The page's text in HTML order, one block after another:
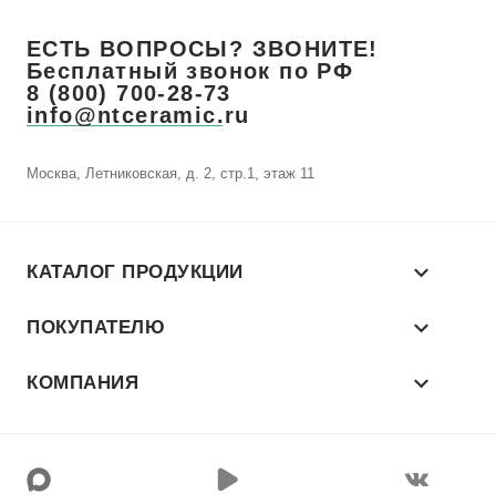
ЕСТЬ ВОПРОСЫ? ЗВОНИТЕ!
Бесплатный звонок по РФ
8 (800) 700-28-73
info@ntceramic.ru
Москва, Летниковская, д. 2, стр.1, этаж 11
КАТАЛОГ ПРОДУКЦИИ
ПОКУПАТЕЛЮ
КОМПАНИЯ